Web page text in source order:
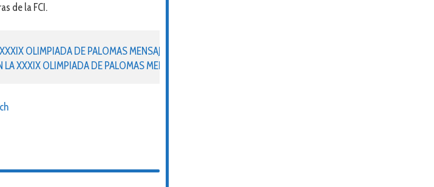
de la FCI.
OLIMPIADA DE PALOMAS MENSAJERAS DE LA FCI
XXXIX OLIMPIADA DE PALOMAS MENSAJERAS DE LA FCI